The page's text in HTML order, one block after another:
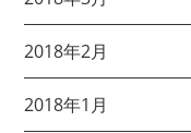
2018年2月
2018年1月